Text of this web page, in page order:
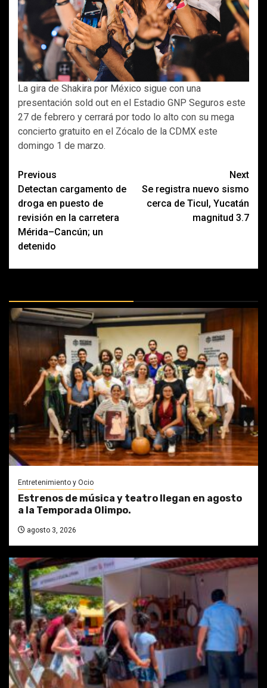
La gira de Shakira por México sigue con una
presentación sold out en el Estadio GNP Seguros este
27 de febrero y cerrará por todo lo alto con su mega
concierto gratuito en el Zócalo de la CDMX este
domingo 1 de marzo.
Post
navigation
Previous
Detectan cargamento de
droga en puesto de
revisión en la carretera
Mérida–Cancún; un
detenido
Next
Se registra nuevo sismo
cerca de Ticul, Yucatán
magnitud 3.7
Entretenimiento y Ocio
Estrenos de música y teatro llegan en agosto
a la Temporada Olimpo.
agosto 3, 2026